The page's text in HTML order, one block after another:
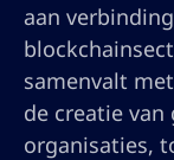
aan
samenvalt
de creatie
organisaties,